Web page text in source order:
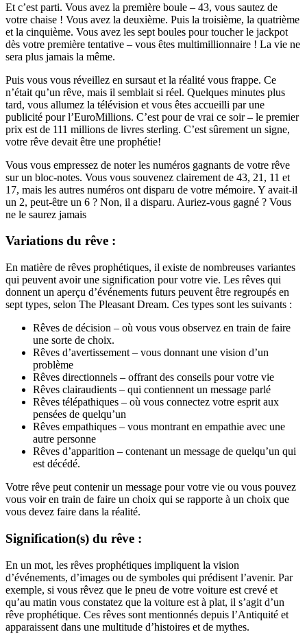
Et c’est parti. Vous avez la première boule – 43, vous sautez de
votre chaise ! Vous avez la deuxième. Puis la troisième, la quatrième
et la cinquième. Vous avez les sept boules pour toucher le jackpot
dès votre première tentative – vous êtes multimillionnaire ! La vie ne
sera plus jamais la même.
Puis vous vous réveillez en sursaut et la réalité vous frappe. Ce
n’était qu’un rêve, mais il semblait si réel. Quelques minutes plus
tard, vous allumez la télévision et vous êtes accueilli par une
publicité pour l’EuroMillions. C’est pour de vrai ce soir – le premier
prix est de 111 millions de livres sterling. C’est sûrement un signe,
votre rêve devait être une prophétie!
Vous vous empressez de noter les numéros gagnants de votre rêve
sur un bloc-notes. Vous vous souvenez clairement de 43, 21, 11 et
17, mais les autres numéros ont disparu de votre mémoire. Y avait-il
un 2, peut-être un 6 ? Non, il a disparu. Auriez-vous gagné ? Vous
ne le saurez jamais
Variations du rêve :
En matière de rêves prophétiques, il existe de nombreuses variantes
qui peuvent avoir une signification pour votre vie. Les rêves qui
donnent un aperçu d’événements futurs peuvent être regroupés en
sept types, selon The Pleasant Dream. Ces types sont les suivants :
Rêves de décision – où vous vous observez en train de faire
une sorte de choix.
Rêves d’avertissement – vous donnant une vision d’un
problème
Rêves directionnels – offrant des conseils pour votre vie
Rêves clairaudients – qui contiennent un message parlé
Rêves télépathiques – où vous connectez votre esprit aux
pensées de quelqu’un
Rêves empathiques – vous montrant en empathie avec une
autre personne
Rêves d’apparition – contenant un message de quelqu’un qui
est décédé.
Votre rêve peut contenir un message pour votre vie ou vous pouvez
vous voir en train de faire un choix qui se rapporte à un choix que
vous devez faire dans la réalité.
Signification(s) du rêve :
En un mot, les rêves prophétiques impliquent la vision
d’événements, d’images ou de symboles qui prédisent l’avenir. Par
exemple, si vous rêvez que le pneu de votre voiture est crevé et
qu’au matin vous constatez que la voiture est à plat, il s’agit d’un
rêve prophétique. Ces rêves sont mentionnés depuis l’Antiquité et
apparaissent dans une multitude d’histoires et de mythes.